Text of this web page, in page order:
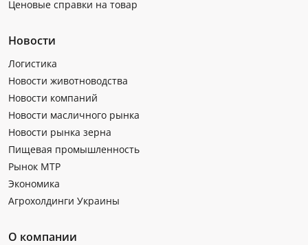
Ценовые справки на товар
Новости
Логистика
Новости животноводства
Новости компаний
Новости масличного рынка
Новости рынка зерна
Пищевая промышленность
Рынок МТР
Экономика
Агрохолдинги Украины
О компании